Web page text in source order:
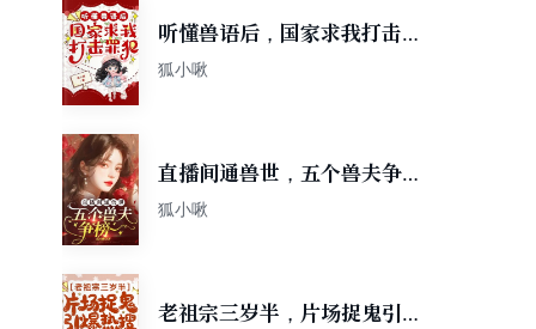
听懂兽语后，国家求我打击罪
犯
狐小啾
直播间通兽世，五个兽夫争榜
一
狐小啾
老祖宗三岁半，片场捉鬼引爆